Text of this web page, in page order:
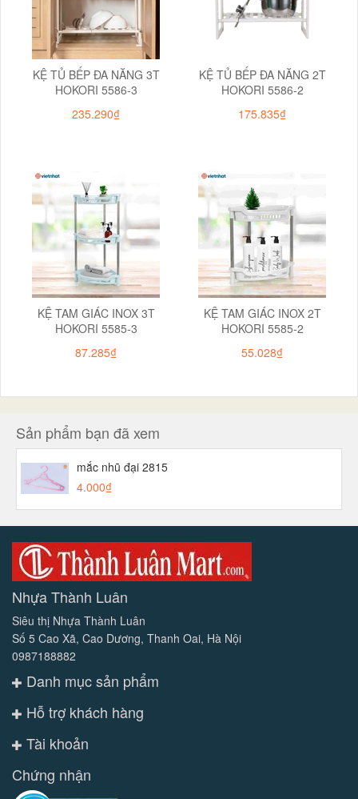
KỆ TỦ BẾP ĐA NĂNG 3T
HOKORI 5586-3
235.290₫
KỆ TỦ BẾP ĐA NĂNG 2T
HOKORI 5586-2
175.835₫
KỆ TAM GIÁC INOX 3T
HOKORI 5585-3
87.285₫
KỆ TAM GIÁC INOX 2T
HOKORI 5585-2
55.028₫
Sản phẩm bạn đã xem
mắc nhũ đại 2815
4.000₫
Nhựa Thành Luân
Siêu thị Nhựa Thành Luân
Số 5 Cao Xã, Cao Dương, Thanh Oai, Hà Nội
0987188882
Danh mục sản phẩm
Hỗ trợ khách hàng
Tài khoản
Chứng nhận